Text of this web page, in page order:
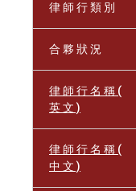
律 師 行 類 別
合 夥 狀 況
律 師 行 名 稱 (
英 文 )
律 師 行 名 稱 (
中 文 )